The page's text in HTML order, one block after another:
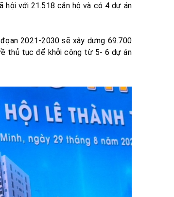
hội với 21.518 căn hộ và có 4 dự án
2021-2030 sẽ xây dựng 69.700
thủ tục để khởi công từ 5- 6 dự án